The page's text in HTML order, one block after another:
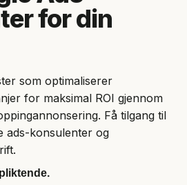
for din
som optimaliserer
for maksimal ROI gjennom
Få tilgang til
ads-konsulenter og